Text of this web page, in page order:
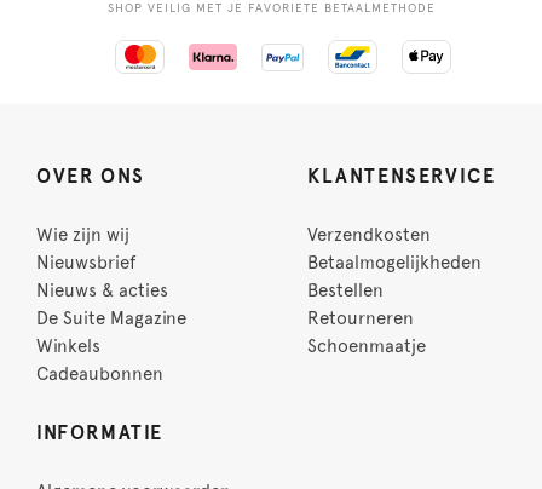
SHOP VEILIG MET JE FAVORIETE BETAALMETHODE
OVER ONS
Wie zijn wij
Nieuwsbrief
Nieuws & acties
De Suite Magazine
Winkels
Cadeaubonnen
KLANTENSERVICE
Verzendkosten
Betaalmogelijkheden
Bestellen
Retourneren
Schoenmaatje
INFORMATIE